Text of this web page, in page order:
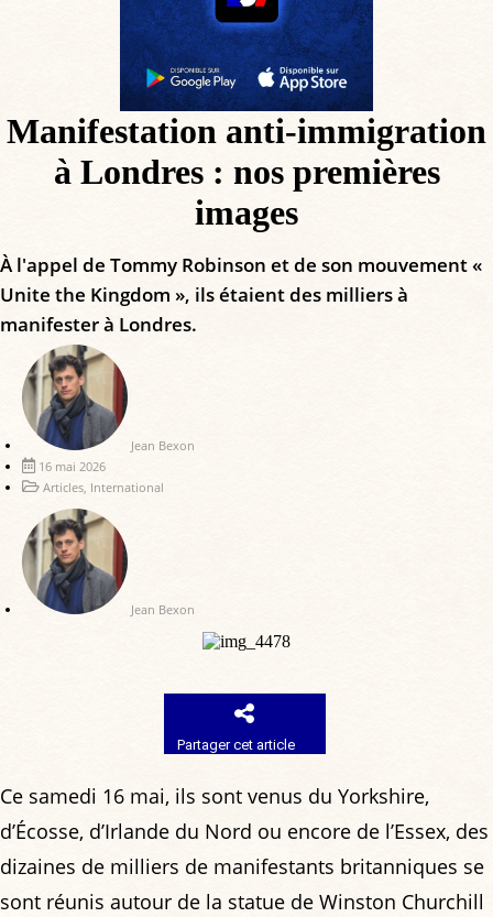
Manifestation anti-immigration
à Londres : nos premières
images
À l'appel de Tommy Robinson et de son mouvement «
Unite the Kingdom », ils étaient des milliers à
manifester à Londres.
Jean Bexon
16 mai 2026
Articles, International
Jean Bexon
Partager cet article
Ce samedi 16 mai, ils sont venus du Yorkshire,
d’Écosse, d’Irlande du Nord ou encore de l’Essex, des
dizaines de milliers de manifestants britanniques se
sont réunis autour de la statue de Winston Churchill